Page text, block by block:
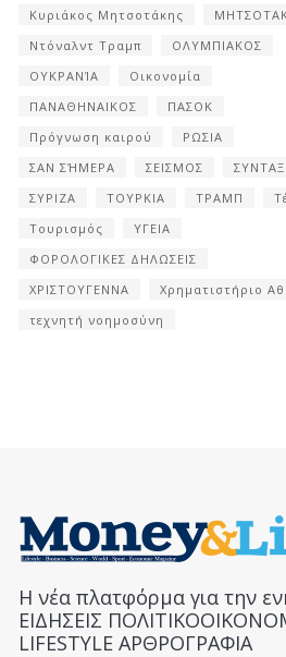
Κυριάκος Μητσοτάκης
Ντόναλντ Τραμπ
ΟΛΥΜΠΙΑΚΟΣ
ΟΥΚΡΑΝΊΑ
Οικονομία
ΠΑΝΑΘΗΝΑΙΚΟΣ
ΠΑΣΟΚ
Πρόγνωση καιρού
ΡΩΣΙΑ
ΣΑΝ ΣΉΜΕΡΑ
ΣΕΙΣΜΟΣ
ΣΥΡΙΖΑ
ΤΟΥΡΚΙΑ ΤΡΑΜΠ
Τουρισμός
ΥΓΕΙΑ
ΦΟΡΟΛΟΓΙΚΕΣ ΔΗΛΩΣΕΙΣ
ΧΡΙΣΤΟΥΓΕΝΝΑ
Χρηματιστήριο
τεχνητή νοημοσύνη
Η νέα πλατφόρμα για την
ΕΙΔΗΣΕΙΣ
LIFESTYLE ΑΡΘΡΟΓΡΑΦΙΑ